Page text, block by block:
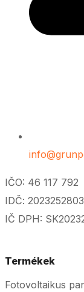
IČO: 46 117 792
IDČ: 2023252803
IČ DPH:
Termékek
Fotovoltaikus